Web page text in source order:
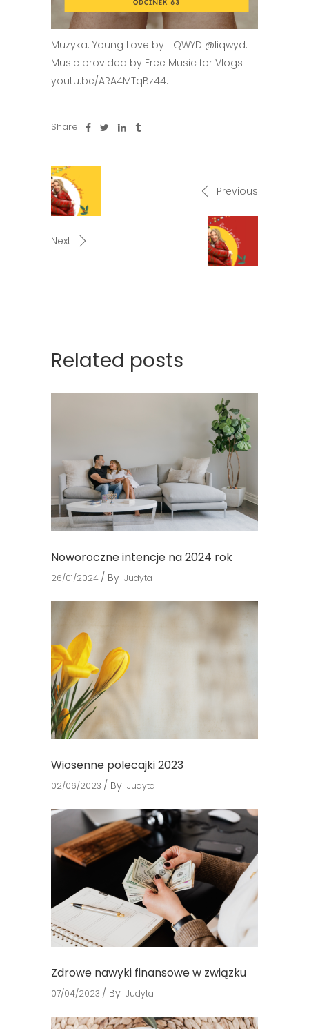
Muzyka: Young Love by LiQWYD @liqwyd.
Music provided by Free Music for Vlogs
youtu.be/ARA4MTqBz44.
Share
Previous
Next
Related posts
Noworoczne intencje na 2024 rok
26/01/2024 By Judyta
Wiosenne polecajki 2023
02/06/2023 By Judyta
Zdrowe nawyki finansowe w związku
07/04/2023 By Judyta